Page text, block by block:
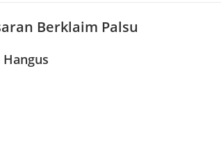
Berklaim Palsu